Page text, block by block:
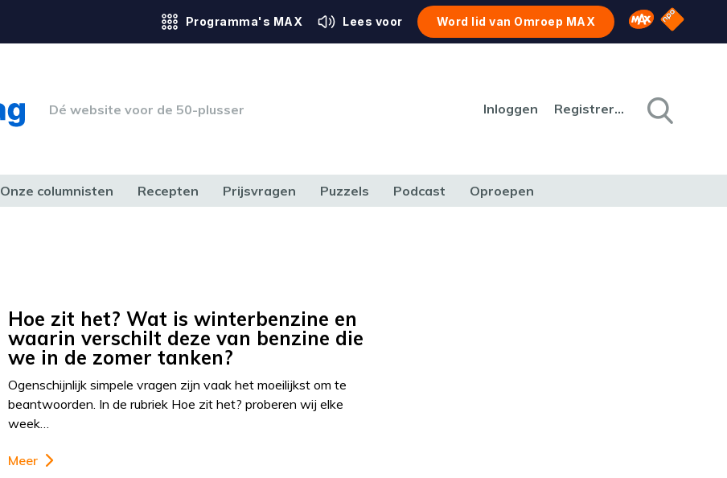
Programma's MAX Lees voor Word lid van Omroep MAX Omroep MAX
NPO
Dé website voor de 50-plusser Inloggen Registreren
Onze columnisten Recepten Prijsvragen Puzzels Podcast Oproepen
Hoe zit het? Wat is winterbenzine en
waarin verschilt deze van benzine die
we in de zomer tanken?
Ogenschijnlijk simpele vragen zijn vaak het moeilijkst om te
beantwoorden. In de rubriek Hoe zit het? proberen wij elke
week…
Meer